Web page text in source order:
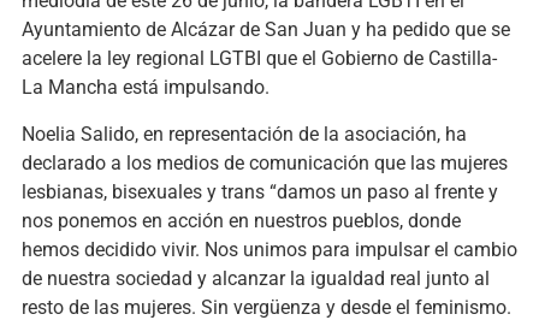
Ayuntamiento de Alcázar de San Juan y ha pedido que se
acelere la ley regional LGTBI que el Gobierno de Castilla-
La Mancha está impulsando.
Noelia Salido, en representación de la asociación, ha
declarado a los medios de comunicación que las mujeres
lesbianas, bisexuales y trans “damos un paso al frente y
nos ponemos en acción en nuestros pueblos, donde
hemos decidido vivir. Nos unimos para impulsar el cambio
de nuestra sociedad y alcanzar la igualdad real junto al
resto de las mujeres. Sin vergüenza y desde el feminismo.